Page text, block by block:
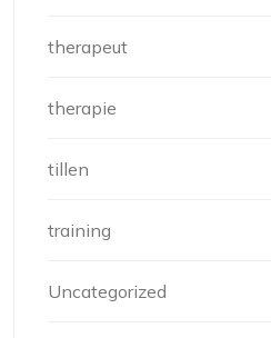
therapeut
therapie
tillen
training
Uncategorized